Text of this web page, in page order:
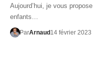
Aujourd’hui, je vous
enfants…
ParArnaud14 février 2023